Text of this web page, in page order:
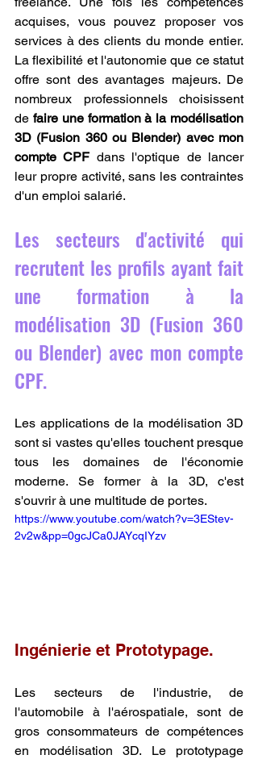
acquises, vous pouvez proposer vos
services à des clients du monde entier.
La flexibilité et l'autonomie que ce statut
offre sont des avantages majeurs. De
nombreux professionnels choisissent
de faire une formation à la modélisation
3D (Fusion 360 ou Blender) avec mon
compte CPF dans l'optique de lancer
leur propre activité, sans les contraintes
d'un emploi salarié.
Les secteurs d'activité qui
recrutent les profils ayant fait
une formation à la
modélisation 3D (Fusion 360
ou Blender) avec mon compte
CPF.
Les applications de la modélisation 3D
sont si vastes qu'elles touchent presque
tous les domaines de l'économie
moderne. Se former à la 3D, c'est
s'ouvrir à une multitude de portes.
https://www.youtube.com/watch?v=3EStev-
2v2w&pp=0gcJCa0JAYcqIYzv
Ingénierie et Prototypage.
Les secteurs de l'industrie, de
l'automobile à l'aérospatiale, sont de
gros consommateurs de compétences
en modélisation 3D. Le prototypage